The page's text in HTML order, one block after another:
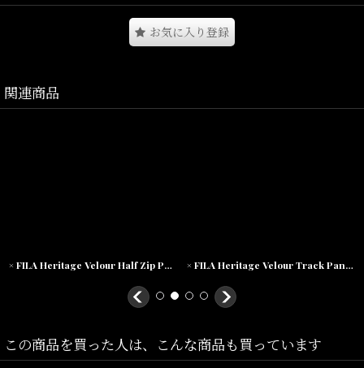
じられる一着。
素材/コットン70％ ポリエステル30％
お気に入り登録
関連商品
× FILA Heritage Velour Half Zip Pullover Shirt フィラ ハーフ ジップ ベロア プルオーバー シャツ × FILA Heritage Velour Track Pants フィラ ベロア トラック パンツ
この商品を買った人は、こんな商品も買っています